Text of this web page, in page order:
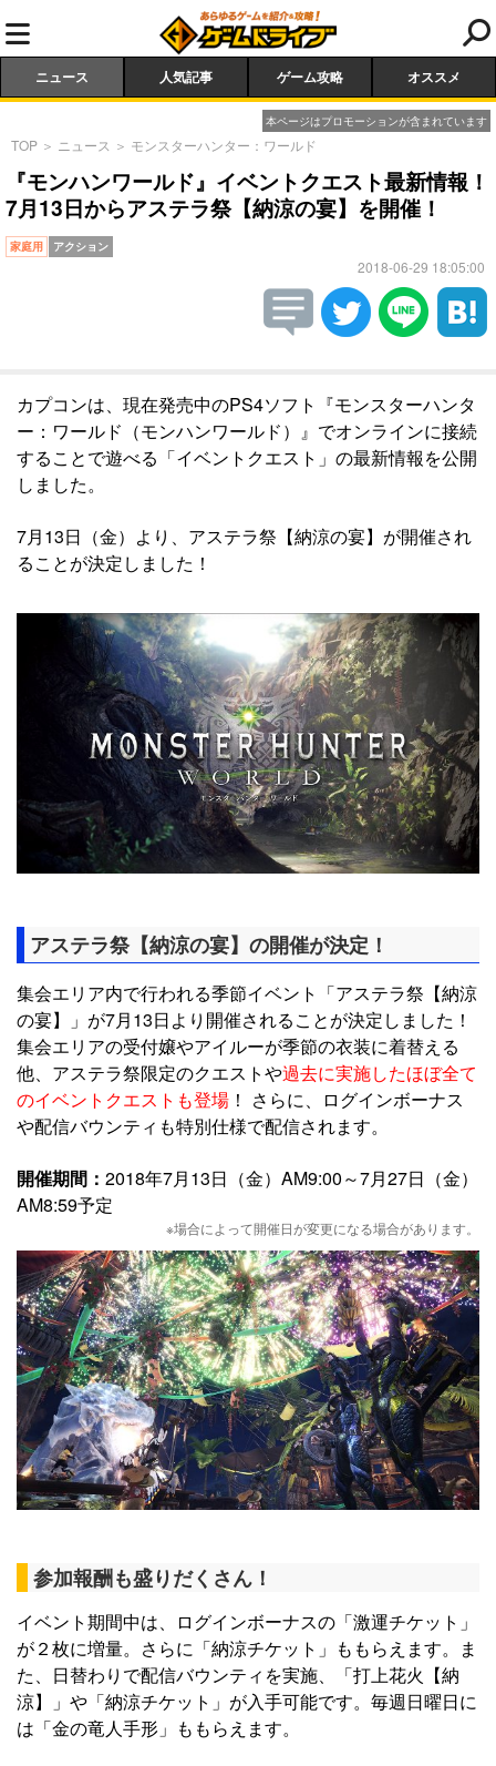
ニュース 人気記事 ゲーム攻略 オススメ
本ページはプロモーションが含まれています
TOP ＞ ニュース ＞ モンスターハンター：ワールド
『モンハンワールド』イベントクエスト最新情報！
7月13日からアステラ祭【納涼の宴】を開催！
家庭用 アクション
2018-06-29 18:05:00
カプコンは、現在発売中のPS4ソフト『モンスターハンタ
ー：ワールド（モンハンワールド）』でオンラインに接続
することで遊べる「イベントクエスト」の最新情報を公開
しました。
7月13日（金）より、アステラ祭【納涼の宴】が開催され
ることが決定しました！
アステラ祭【納涼の宴】の開催が決定！
集会エリア内で行われる季節イベント「アステラ祭【納涼
の宴】」が7月13日より開催されることが決定しました！
集会エリアの受付嬢やアイルーが季節の衣装に着替える
他、アステラ祭限定のクエストや過去に実施したほぼ全て
のイベントクエストも登場 ！ さらに、ログインボーナス
や配信バウンティも特別仕様で配信されます。
開催期間： 2018年7月13日（金）AM9:00～7月27日（金）
AM8:59予定
※場合によって開催日が変更になる場合があります。
参加報酬も盛りだくさん！
イベント期間中は、ログインボーナスの「激運チケット」
が２枚に増量。さらに「納涼チケット」ももらえます。ま
た、日替わりで配信バウンティを実施、「打上花火【納
涼】」や「納涼チケット」が入手可能です。毎週日曜日に
は「金の竜人手形」ももらえます。